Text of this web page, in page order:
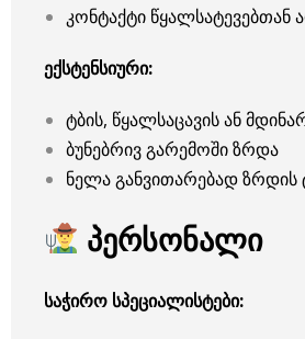
კონტაქტი წყალსატევებთან
ექსტენსიური:
ტბის, წყალსაცავის ან
ბუნებრივ გარემოში ზრდა
ნელა განვითარებად ზრდის
პერსონალი
საჭირო სპეციალისტები: